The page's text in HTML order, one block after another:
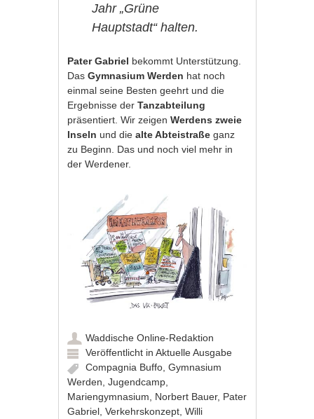
Jahr „Grüne
Hauptstadt“ halten.
Pater Gabriel bekommt Unterstützung.
DasGymnasium Werden hat noch
einmal seine Besten geehrt und die
Ergebnisse derTanzabteilung
präsentiert. Wir zeigenWerdens zweie
Inseln und die alte Abteistraße ganz
zu Beginn. Das und noch viel mehr in
der Werdener.
Waddische Online-Redaktion
Veröffentlicht inAktuelle Ausgabe
Compagnia Buffo ,Gymnasium
Werden ,Jugendcamp
Mariengymnasium
Norbert Bauer, Pater
Gabriel ,Verkehrskonzept ,Willi